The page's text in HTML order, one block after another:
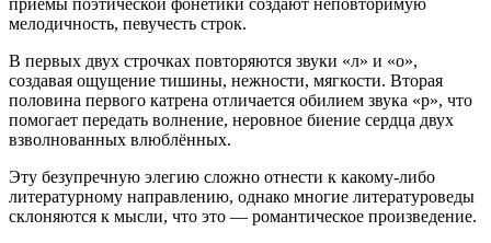
приёмы поэтической фонетики создают неповторимую
мелодичность, певучесть строк.
В первых двух строчках повторяются звуки «л» и «о»,
создавая ощущение тишины, нежности, мягкости. Вторая
половина первого катрена отличается обилием звука «р», что
помогает передать волнение, неровное биение сердца двух
взволнованных влюблённых.
Эту безупречную элегию сложно отнести к какому-либо
литературному направлению, однако многие литературоведы
склоняются к мысли, что это — романтическое произведение.